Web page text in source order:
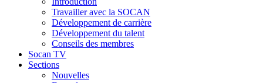
Travailler avec la SOCAN
Développement de carrière
Développement du talent
Conseils des membres
Socan TV
Sections
Nouvelles